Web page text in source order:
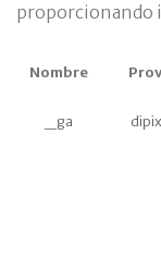
proporcionando
Nombre
_ga